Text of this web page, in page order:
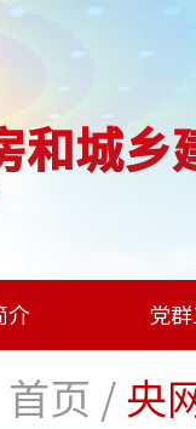
和城乡
介 党
首页 /央